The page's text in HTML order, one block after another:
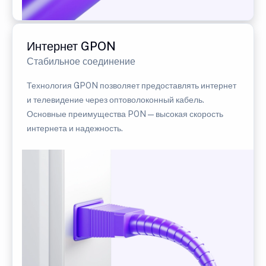
Интернет GPON
Стабильное соединение
Технология GPON позволяет предоставлять интернет
и телевидение через оптоволоконный кабель.
Основные преимущества PON — высокая скорость
интернета и надежность.